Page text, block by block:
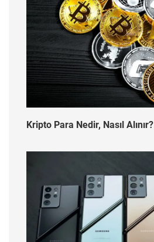
Kripto Para Nedir, Nasıl Alınır?